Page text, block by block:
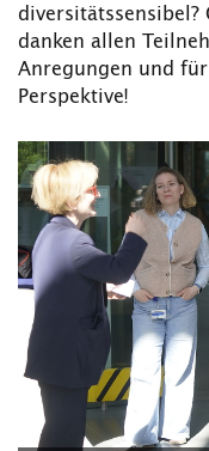
diversitätssensibel?
danken allen
Anregungen und
Perspektive!